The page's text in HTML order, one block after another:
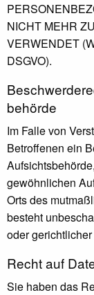
NICHT MEHR
VERWENDET
DSGVO).
behörde
Im Falle von
Betroffenen ein
gewöhnlichen
Orts des
besteht
oder
Recht auf
Sie haben das